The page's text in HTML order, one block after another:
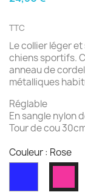
TTC
Le collier léger
chiens sportifs.
anneau de
métalliques
Réglable
En sangle nylon
Tour de cou
Couleur : Rose
Bleu